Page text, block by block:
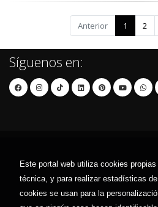
Este portal web utiliza cookies
técnica, y para realizar estadísticas
cookies se usan para la
Anterior 1 2
Síguenos en: